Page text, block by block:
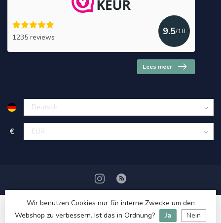
1235 reviews
9.5/10
Lees meer
€
Wir benutzen Cookies nur für interne Zwecke um den
Webshop zu verbessern. Ist das in Ordnung?
Ja Nein